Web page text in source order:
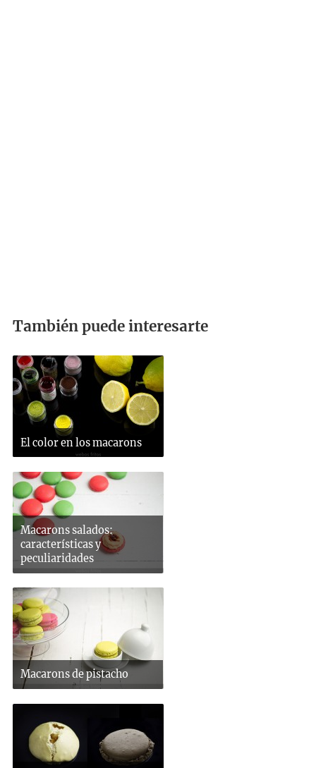
También puede interesarte
El color en los macarons
Macarons salados:
características y
peculiaridades
Macarons de pistacho